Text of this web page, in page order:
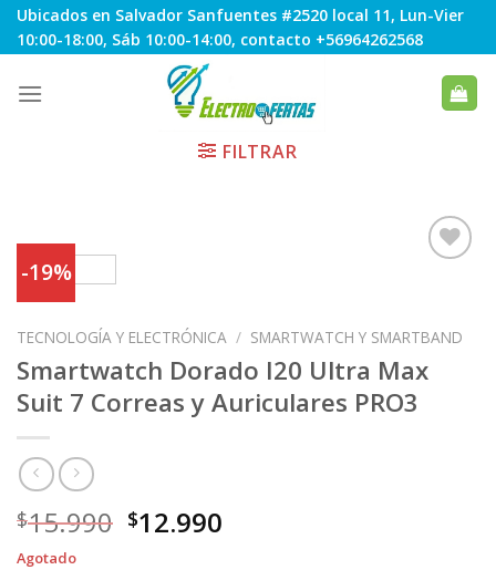
Skip
to
Ubicados en Salvador Sanfuentes #2520 local 11, Lun-Vier
10:00-18:00, Sáb 10:00-14:00, contacto +56964262568
FILTRAR
-19%
a
Favoritos
TECNOLOGÍA Y ELECTRÓNICA / SMARTWATCH Y SMARTBAND
Smartwatch Dorado I20 Ultra Max
Suit 7 Correas y Auriculares PRO3
$15.990 El
$12.990
Agotado